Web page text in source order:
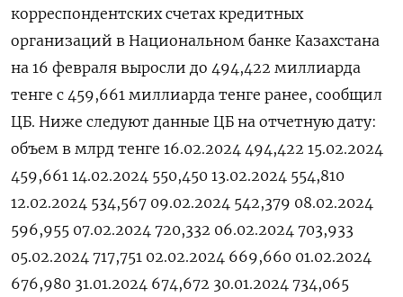
корреспондентских счетах кредитных
организаций в Национальном банке Казахстана
на 16 февраля выросли до 494,422 миллиарда
тенге с 459,661 миллиарда тенге ранее, сообщил
ЦБ. Ниже следуют данные ЦБ на отчетную дату:
объем в млрд тенге 16.02.2024 494,422 15.02.2024
459,661 14.02.2024 550,450 13.02.2024 554,810
12.02.2024 534,567 09.02.2024 542,379 08.02.2024
596,955 07.02.2024 720,332 06.02.2024 703,933
05.02.2024 717,751 02.02.2024 669,660 01.02.2024
676,980 31.01.2024 674,672 30.01.2024 734,065